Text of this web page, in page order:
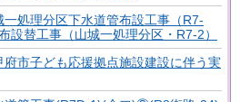
処理分区下水道管布設工事（R7-
替工事（山城一処理分区・R7-2）
府市子ども応援拠点施設建設に伴う実